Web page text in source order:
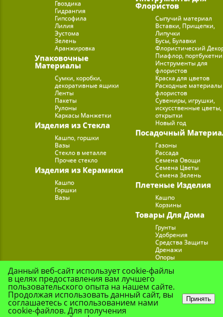
Гвоздика
Гидрангия
Гипсофила
Лилия
Эустома
Зелень
Аранжировка
Упаковочные
Материалы
Сумки, коробки,
декоративные ящики
Ленты
Пакеты
Рулоны
Каркасы Манжетки
Изделия из Стекла
Кашпо, горшки
Вазы
Стекло в металле
Прочее стекло
Изделия из Керамики
Кашпо
Горшки
Вазы
Флористов
Сыпучий материал
Вставки, Прищепки,
Липучки
Бусы, Булавки
Флористический
Пиафлор,
Инструменты для
флористов
Краска для цветов
Расходные
флористов
Сувениры, игрушки,
искусственные цветы,
открытки
Новый год
Посадочный
Газоны
Рассада
Семена Овощи
Семена Цветы
Семена Зелень
Плетеные Изделия
Кашпо
Корзины
Товары Для Дома
Грунты
Удобрения
Средства Защиты
Дренажи
Опоры
Подставки для Цветов
Данный веб-сайт использует cookie-файлы
в целях предоставления вам лучшего
пользовательского опыта на нашем сайте.
Продолжая использовать данный сайт, вы
соглашаетесь с использованием нами
cookie-файлов. Для получения
Принять